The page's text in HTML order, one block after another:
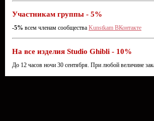
Участникам группы - 5%
-5% всем членам сообщества Kunstkam ВКонтакте
На все изделия Studio Ghibli - 10%
До 12 часов ночи 30 сентября. При любой величине